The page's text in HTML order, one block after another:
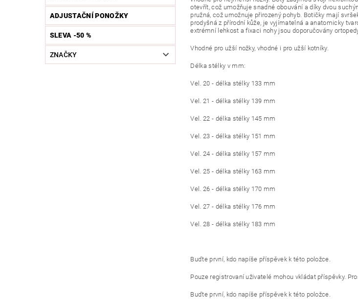
ADJUSTAČNÍ PONOŽKY
SLEVA -50 %
ZNAČKY
otevřít, což umožňuje snadné obouvání a díky dvou
pružná, což umožnuje přirozený pohyb. Botičky mají
prodyšná z přírodní kůže, je vyjímatelná a anatomicky
extrémní lehkost a fixaci nohy jsou doporučovány
Vhodné pro užší nožky, vhodné i pro užší kotníky.
Délka stélky v mm:
Vel. 20 - délka stélky 133 mm
Vel. 21 - délka stélky 139 mm
Vel. 22 - délka stélky 145 mm
Vel. 23 - délka stélky 151 mm
Vel. 24 - délka stélky 157 mm
Vel. 25 - délka stélky 163 mm
Vel. 26 - délka stélky 170 mm
Vel. 27 - délka stélky 176 mm
Vel. 28 - délka stélky 183 mm
Buďte první, kdo napíše příspěvek k této položce.
Pouze registrovaní uživatelé mohou vkládat příspěvky.
Buďte první, kdo napíše příspěvek k této položce.